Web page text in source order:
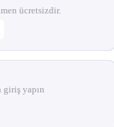
ücretsizdir.
giriş yapın